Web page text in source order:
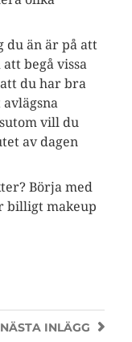
du än är på att
begå vissa
du har bra
vill du
av dagen
Börja med
billigt makeup
NÄSTA INLÄGG